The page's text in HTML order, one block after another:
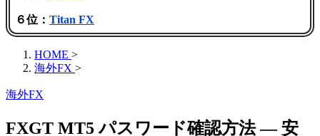
６位： Titan FX
HOME >
海外FX >
海外FX
FXGT MT5 パスワード確認方法 — 安